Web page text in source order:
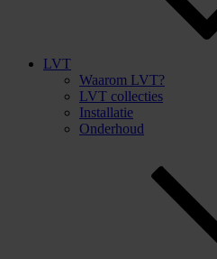
LVT
Waarom LVT?
LVT collecties
Installatie
Onderhoud